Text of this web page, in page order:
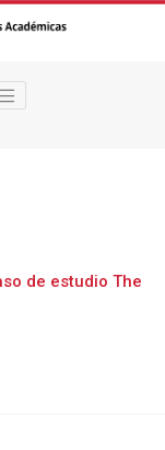
de estudio The